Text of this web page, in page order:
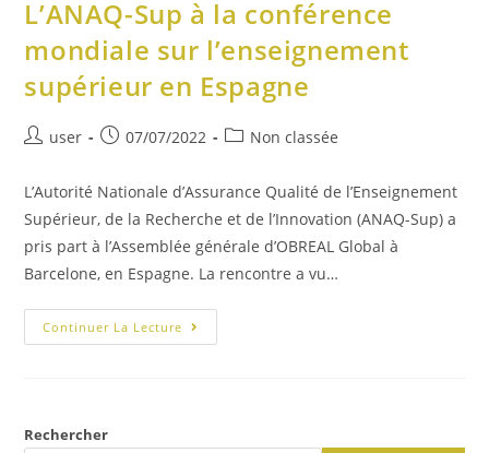
L’ANAQ-Sup à la conférence
mondiale sur l’enseignement
supérieur en Espagne
user 07/07/2022 Non classée
L’Autorité Nationale d’Assurance Qualité de l’Enseignement
Supérieur, de la Recherche et de l’Innovation (ANAQ-Sup) a
pris part à l’Assemblée générale d’OBREAL Global à
Barcelone, en Espagne. La rencontre a vu…
Continuer La Lecture
Rechercher